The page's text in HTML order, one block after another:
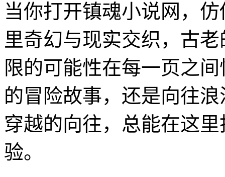
当你打开镇魂小说网，
里奇幻与现实交织，古
限的可能性在每一页之
的冒险故事，还是向往
穿越的向往，总能在这
验。